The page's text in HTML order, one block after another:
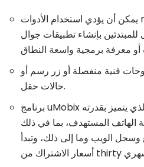
يمكن أن يؤدي استخدام الأدوات no-code إلى تبسيط إنشاء
بإنشاء تطبيقات جوال
فنية منفصلة أو زر رسم أو
حالات حقل.
برنامج uMobix هو من برامج مراقبة الهاتف الذي يتميز بقدرته
الهاتف المستهدف، بما في ذلك
وسجل الويب وما إلى ذلك، وتبدأ